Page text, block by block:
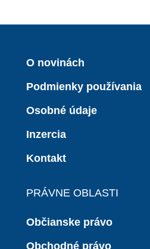
O novinách
Podmienky používania
Osobné údaje
Inzercia
Kontakt
PRÁVNE OBLASTI
Občianske právo
Obchodné právo